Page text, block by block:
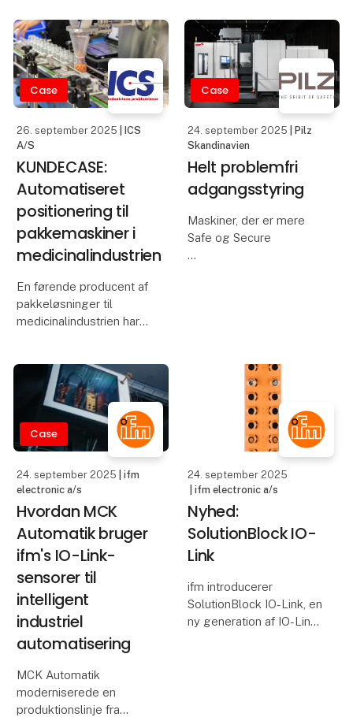
løsning til højstrøms- og
højspændingsapplikationer.
Ud over de etablerede
docking- og panelmonte
værktøjer eller overvåge
belastning og vægt i
løftesystemer, er det
afgørende med
måleudstyr, d
Case
26. september 2025
| ICS
A/S
KUNDECASE:
Automatiseret
positionering til
pakkemaskiner i
medicinalindustrien
En førende producent af
pakkeløsninger til
medicinalindustrien har
med intelligente
aktuatorer og
positionsindikatorer.
Resultatet er hurtigere
omstilling, højer
Case
24. september 2025
| Pilz
Skandinavien
Helt problemfri
adgangsstyring
Maskiner, der er mere
Safe og Secure
Starrag Heckert.
Betjeningsfejl og
Case
24. september 2025
| ifm
electronic a/s
Hvordan MCK
Automatik bruger
ifm's IO-Link-
sensorer til
intelligent
industriel
automatisering
MCK Automatik
moderniserede en
produktionslinje fra
24. september 2025
| ifm electronic a/s
Nyhed:
SolutionBlock IO-
Link
ifm introducerer
SolutionBlock IO-Link, en
ny generation af IO-Link-